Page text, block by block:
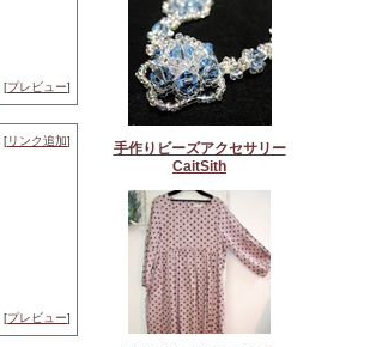
[プレビュー]
[リンク追加]
[プレビュー]
手作りビーズアクセサリー
CaitSith